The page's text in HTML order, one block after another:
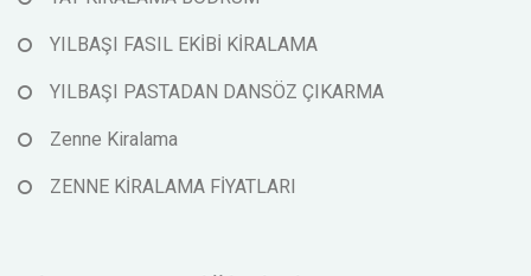
YILBAŞI FASIL EKİBİ KİRALAMA
YILBAŞI PASTADAN DANSÖZ ÇIKARMA
Zenne Kiralama
ZENNE KİRALAMA FİYATLARI